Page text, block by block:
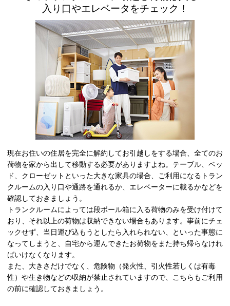
入り口やエレベータをチェック！
現在お住いの住居を完全に解約してお引越しをする場合、全てのお
荷物を家から出して移動する必要がありますよね。テーブル、ベッ
ド、クローゼットといった大きな家具の場合、ご利用になるトラン
クルームの入り口や通路を通れるか、エレベーターに載るかなどを
確認しておきましょう。
トランクルームによっては段ボール箱に入る荷物のみを受け付けて
おり、それ以上の荷物は収納できない場合もあります。事前にチェ
ックせず、当日運び込もうとしたら入れられない、といった事態に
なってしまうと、自宅から運んできたお荷物をまた持ち帰らなけれ
ばいけなくなります。
また、大きさだけでなく、危険物（発火性、引火性若しくは有毒
性）や生き物などの収納が禁止されていますので、こちらもご利用
の前に確認しておきましょう。